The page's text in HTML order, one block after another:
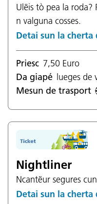
Ulëis tò pea la roda?
n valguna cosses.
Detai sun la cherta
Priesc 7,50 Euro
Da giapé lueges de
Mesun de trasport
Nightliner
Ncantëur segures
Detai sun la cherta